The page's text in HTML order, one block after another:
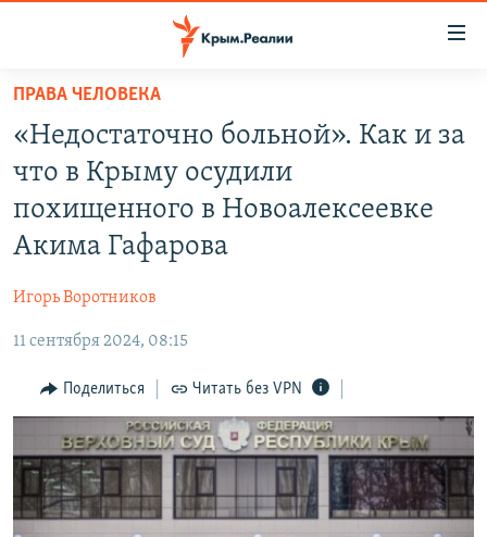
Вернуться
основному
содержанию
главной
Вернутся
СПЕЦПРОЕКТЫ
КАРТА ВОЕННЫХ ОБЪЕКТОВ КРЫМА
ИСТОРИЯ
ИНТЕРАКТИВ
ИНФОГРАФИКА
ТЕЛЕПРОЕКТ КРЫМ.РЕАЛИИ
СОВЕТЫ ПРАВОЗАЩИТНИКОВ
ПРОПАВШИЕ БЕЗ ВЕСТИ
ПОБЕДИТЕЛЕЙ НЕ СУДЯТ?
РАДІО СВОБОДА
КАК ОБОЙТИ БЛОКИРОВКУ
Qırımtatar
ПРИСОЕДИНЯЙТЕСЬ!
ПРАВА ЧЕЛОВЕКА
«Недостаточно больной». Как и за
что в Крыму осудили
похищенного в Новоалексеевке
Акима Гафарова
Игорь Воротников
11 сентября 2024, 08:15
Поделиться Читать без VPN